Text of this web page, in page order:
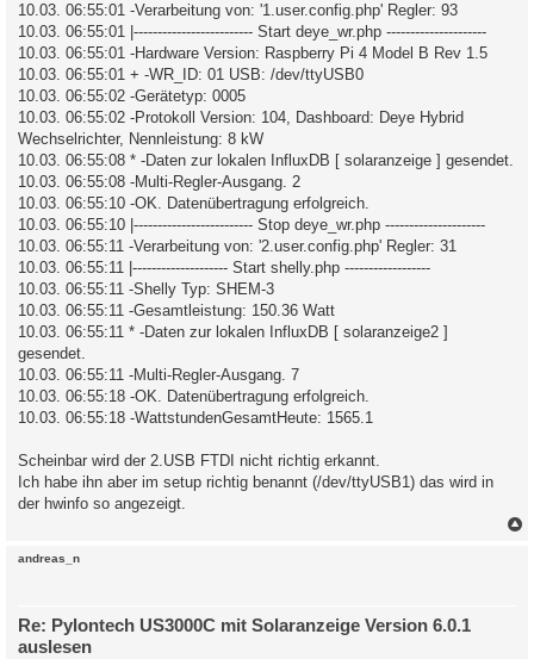
10.03. 06:55:01 -Verarbeitung von: '1.user.config.php' Regler: 93
10.03. 06:55:01 |------------------------- Start deye_wr.php ---------------------
10.03. 06:55:01 -Hardware Version: Raspberry Pi 4 Model B Rev 1.5
10.03. 06:55:01 + -WR_ID: 01 USB: /dev/ttyUSB0
10.03. 06:55:02 -Gerätetyp: 0005
10.03. 06:55:02 -Protokoll Version: 104, Dashboard: Deye Hybrid
Wechselrichter, Nennleistung: 8 kW
10.03. 06:55:08 * -Daten zur lokalen InfluxDB [ solaranzeige ] gesendet.
10.03. 06:55:08 -Multi-Regler-Ausgang. 2
10.03. 06:55:10 -OK. Datenübertragung erfolgreich.
10.03. 06:55:10 |------------------------- Stop deye_wr.php ---------------------
10.03. 06:55:11 -Verarbeitung von: '2.user.config.php' Regler: 31
10.03. 06:55:11 |-------------------- Start shelly.php ------------------
10.03. 06:55:11 -Shelly Typ: SHEM-3
10.03. 06:55:11 -Gesamtleistung: 150.36 Watt
10.03. 06:55:11 * -Daten zur lokalen InfluxDB [ solaranzeige2 ]
gesendet.
10.03. 06:55:11 -Multi-Regler-Ausgang. 7
10.03. 06:55:18 -OK. Datenübertragung erfolgreich.
10.03. 06:55:18 -WattstundenGesamtHeute: 1565.1
Scheinbar wird der 2.USB FTDI nicht richtig erkannt.
Ich habe ihn aber im setup richtig benannt (/dev/ttyUSB1) das wird in
der hwinfo so angezeigt.
andreas_n
Re: Pylontech US3000C mit Solaranzeige Version 6.0.1
auslesen